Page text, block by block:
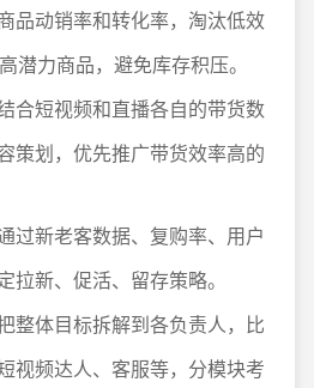
品动销率和转化率，淘汰低效
潜力商品，避免库存积压。
合短视频和直播各自的带货数
策划，优先推广带货效率高的
过新老客数据、复购率、用户
拉新、促活、留存策略。
整体目标拆解到各负责人，比
视频达人、客服等，分模块考